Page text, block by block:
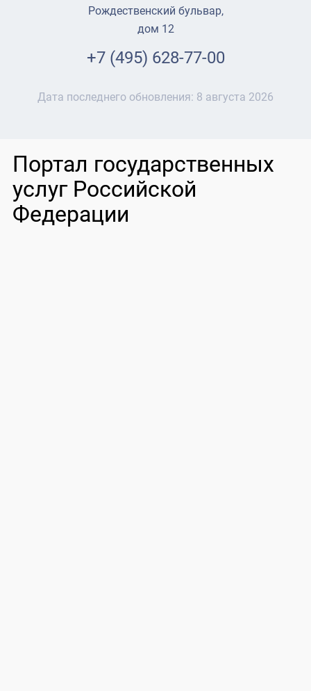
Рождественский бульвар,
дом 12
+7 (495) 628-77-00
Дата последнего обновления: 8 августа 2026
Портал государственных
услуг Российской
Федерации